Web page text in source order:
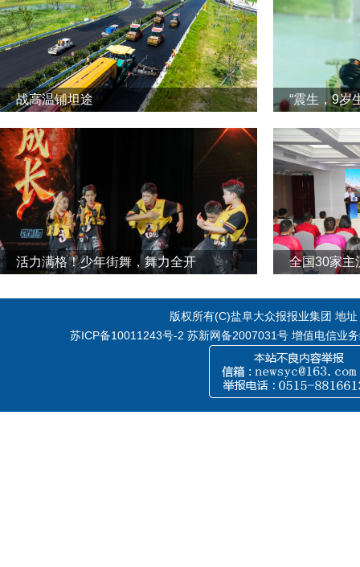
战高温铺坦途 “震生，9岁
活力满格！少年街舞，舞力全开 全国30家主
版权所有(C)盐阜大众报报业集团 地
苏ICP备10011243号-2 苏新网备2007031号 增值电信业